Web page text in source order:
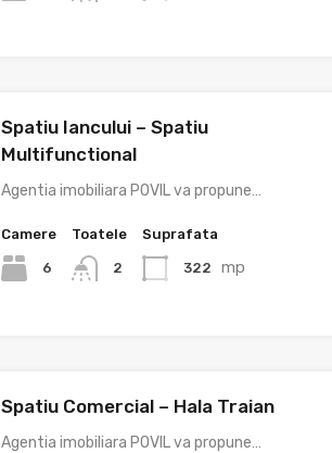
Spatiu Iancului – Spatiu
Multifunctional
Agentia imobiliara POVIL va propune…
Camere
6
Toatele
2
Suprafata
322 mp
Spatiu Comercial – Hala Traian
Agentia imobiliara POVIL va propune…